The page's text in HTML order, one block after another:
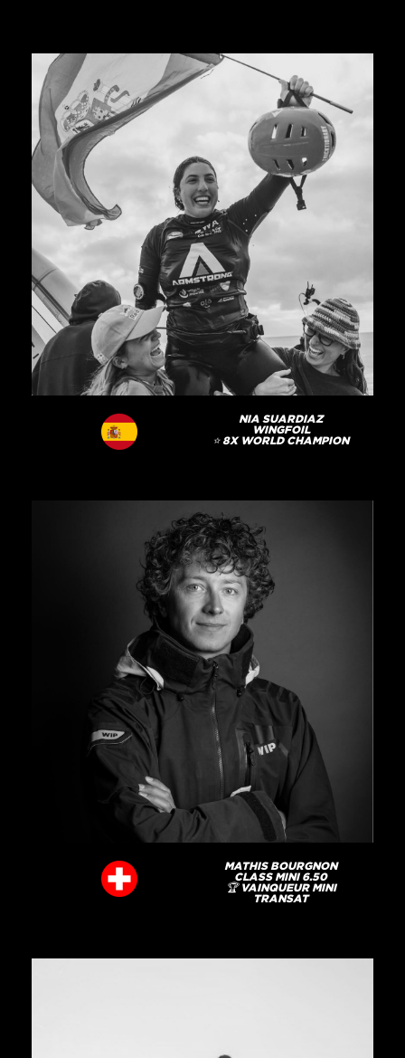
NIA SUARDIAZ
WINGFOIL
⭐️ 8X WORLD CHAMPION
MATHIS BOURGNON
CLASS MINI 6.50
🏆 VAINQUEUR MINI
TRANSAT